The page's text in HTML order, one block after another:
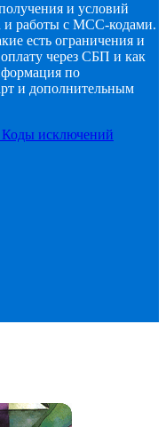
и условий
и работы с MCC-кодами.
есть ограничения и
через СБП и как
по
и дополнительным
Коды исключений